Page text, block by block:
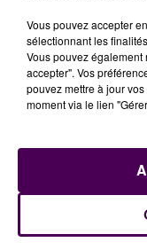
nécessité de se
largement la
Vous pouvez accepter
sélectionnant les
Vous pouvez
accepter". Vos
pouvez mettre à jour
moment via le lien